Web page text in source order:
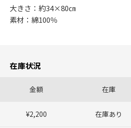
大きさ：約34×80㎝
素材：綿100％
在庫状況
金額 在庫
¥2,200 在庫あり